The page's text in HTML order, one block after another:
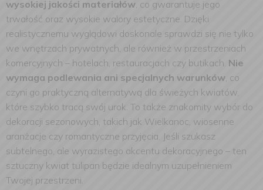
wysokiej jakości materiałów, co gwarantuje jego
trwałość oraz wysokie walory estetyczne. Dzięki
realistycznemu wyglądowi doskonale sprawdzi się nie tylko
we wnętrzach prywatnych, ale również w przestrzeniach
komercyjnych – hotelach, restauracjach czy butikach. Nie
wymaga podlewania ani specjalnych warunków, co
czyni go praktyczną alternatywą dla świeżych kwiatów,
które szybko tracą swój urok. To także znakomity wybór do
dekoracji sezonowych, takich jak Wielkanoc, wiosenne
aranżacje czy romantyczne przyjęcia. Jeśli szukasz
subtelnego, ale wyrazistego akcentu dekoracyjnego – ten
sztuczny kwiat tulipan będzie idealnym uzupełnieniem
Twojej przestrzeni.